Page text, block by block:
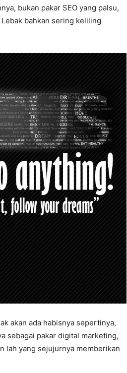
bukan pakar SEO yang palsu,
bahkan sering keliling
akan ada habisnya sepertinya,
sebagai pakar digital marketing,
lah yang sejujurnya memberikan